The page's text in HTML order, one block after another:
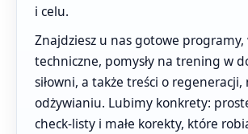
i celu.
Znajdziesz u nas gotowe programy,
techniczne, pomysły na trening w
siłowni, a także treści o
odżywianiu. Lubimy konkrety:
check-listy i małe korekty, które